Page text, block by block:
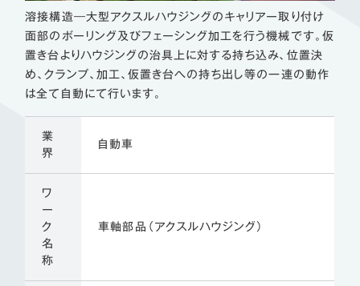
溶接構造―大型アクスルハウジングのキャリアー取り付け
面部のボーリング及びフェーシング加工を行う機械です。仮
置き台よりハウジングの治具上に対する持ち込み、位置決
め、クランプ、加工、仮置き台への持ち出し等の一連の動作
は全て自動にて行います。
業
界
自動車
ワ
ー
ク
名
称
車軸部品（アクスルハウジング）